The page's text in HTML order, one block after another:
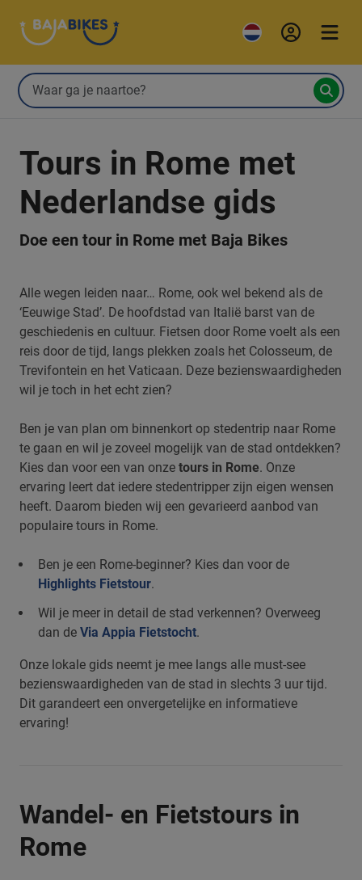
Tours in Rome met
Nederlandse gids
Doe een tour in Rome met Baja Bikes
Alle wegen leiden naar… Rome, ook wel bekend als de
‘Eeuwige Stad’. De hoofdstad van Italië barst van de
geschiedenis en cultuur. Fietsen door Rome voelt als een
reis door de tijd, langs plekken zoals het Colosseum, de
Trevifontein en het Vaticaan. Deze bezienswaardigheden
wil je toch in het echt zien?
Ben je van plan om binnenkort op stedentrip naar Rome
te gaan en wil je zoveel mogelijk van de stad ontdekken?
Kies dan voor een van onze tours in Rome. Onze
ervaring leert dat iedere stedentripper zijn eigen wensen
heeft. Daarom bieden wij een gevarieerd aanbod van
populaire tours in Rome.
Ben je een Rome-beginner? Kies dan voor de
Highlights Fietstour.
Wil je meer in detail de stad verkennen? Overweeg
dan de Via Appia Fietstocht.
Onze lokale gids neemt je mee langs alle must-see
bezienswaardigheden van de stad in slechts 3 uur tijd.
Dit garandeert een onvergetelijke en informatieve
ervaring!
Wandel- en Fietstours in
Rome